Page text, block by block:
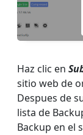
Haz clic en
sitio web de
Despues de
lista de
Backup en el